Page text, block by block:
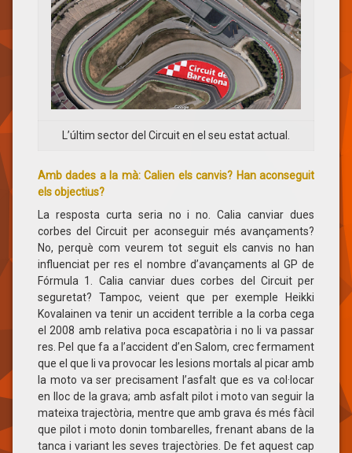
L’últim sector del Circuit en el seu estat actual.
Amb dades a la mà: Calien els canvis? Han aconseguit
els objectius?
La resposta curta seria no i no. Calia canviar dues
corbes del Circuit per aconseguir més avançaments?
No, perquè com veurem tot seguit els canvis no han
influenciat per res el nombre d’avançaments al GP de
Fórmula 1. Calia canviar dues corbes del Circuit per
seguretat? Tampoc, veient que per exemple Heikki
Kovalainen va tenir un accident terrible a la corba cega
el 2008 amb relativa poca escapatòria i no li va passar
res. Pel que fa a l’accident d’en Salom, crec fermament
que el que li va provocar les lesions mortals al picar amb
la moto va ser precisament l’asfalt que es va col·locar
en lloc de la grava; amb asfalt pilot i moto van seguir la
mateixa trajectòria, mentre que amb grava és més fàcil
que pilot i moto donin tombarelles, frenant abans de la
tanca i variant les seves trajectòries. De fet aquest cap